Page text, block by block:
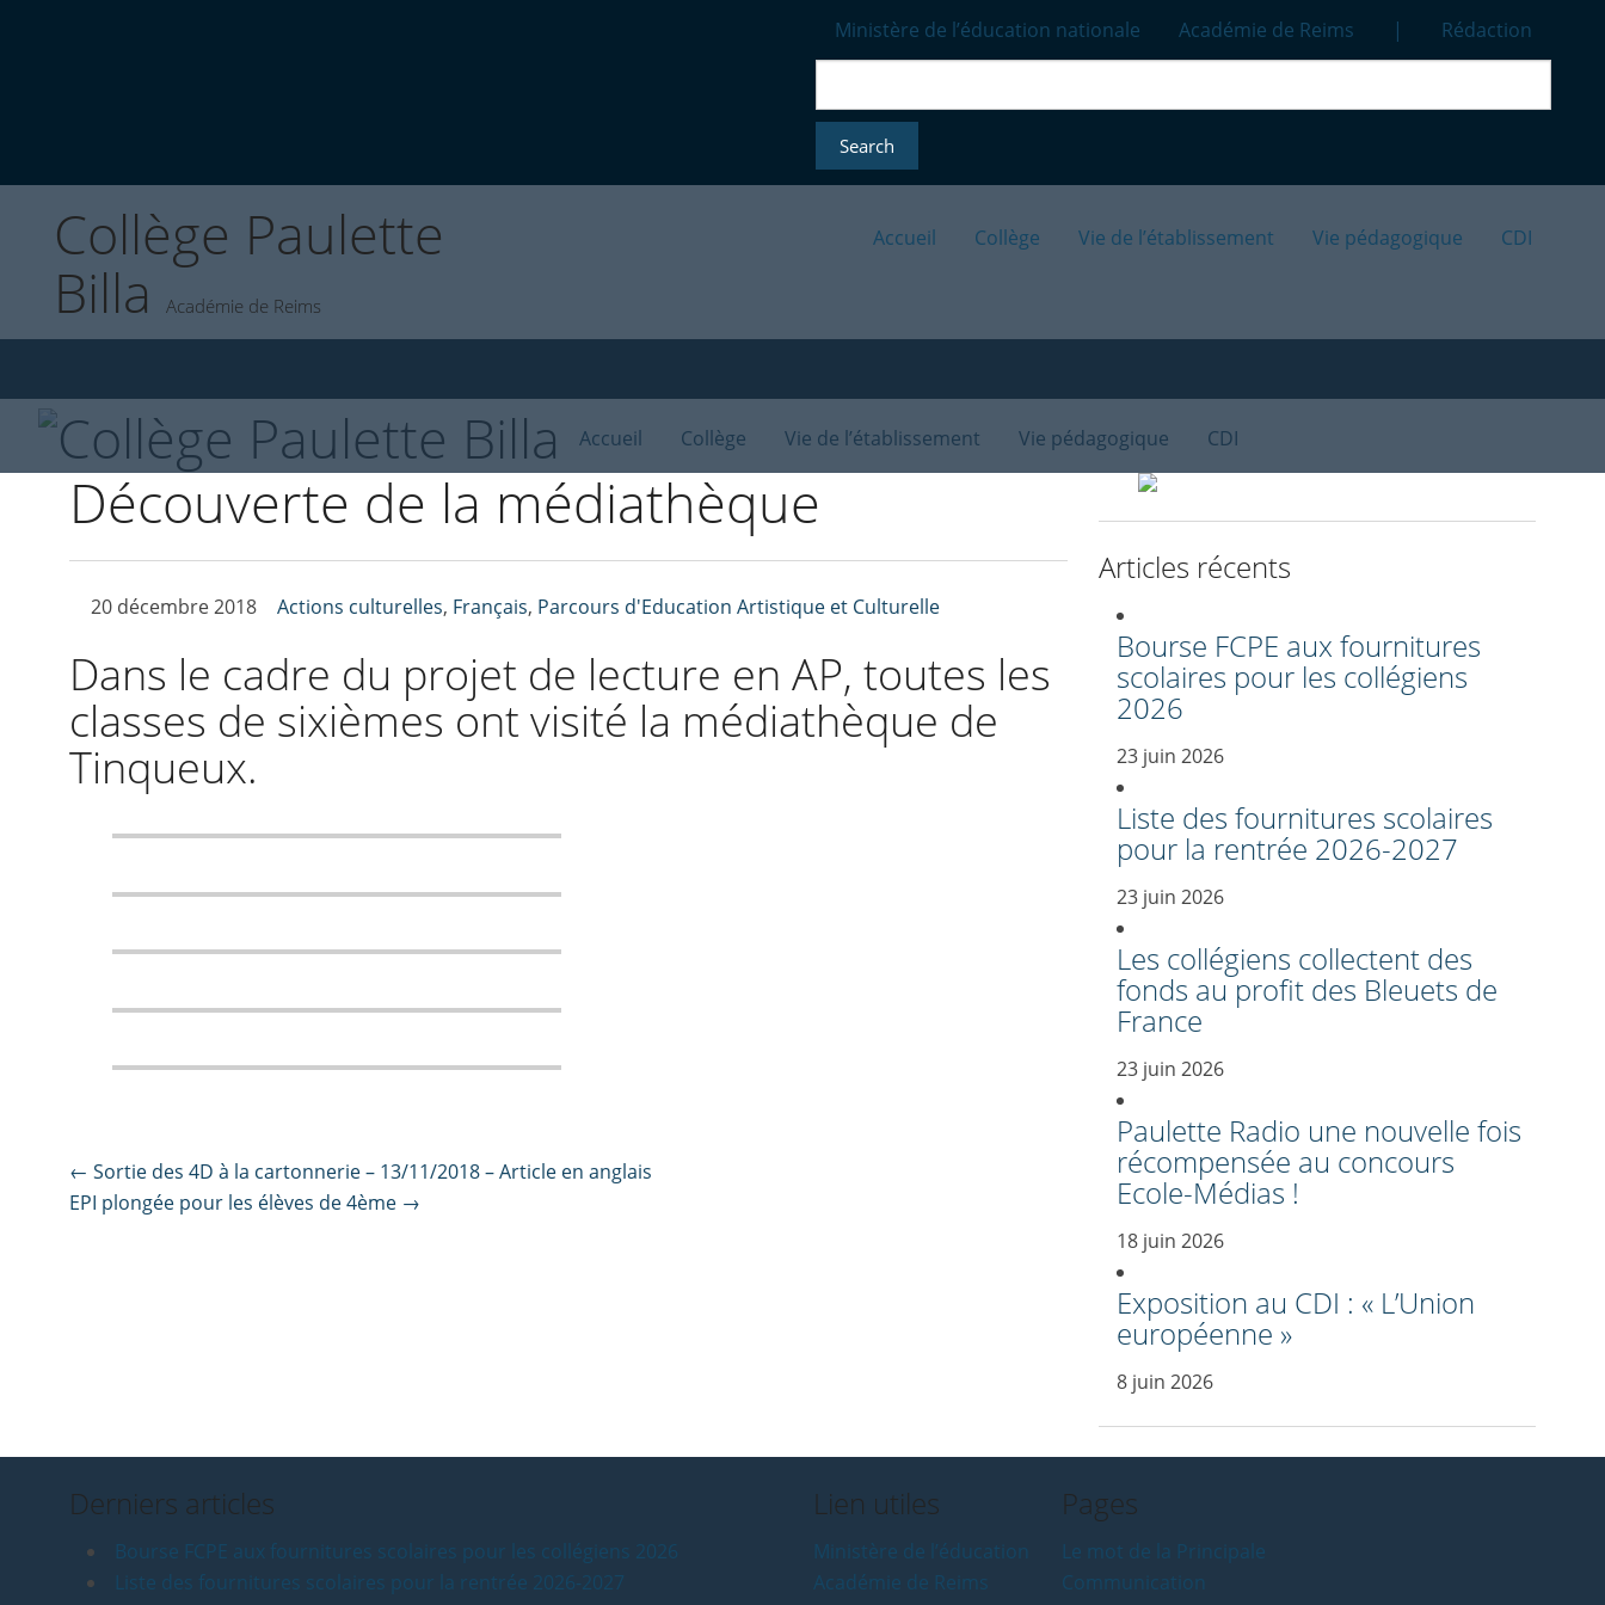
Ministère de l’éducation nationale Académie de Reims | Rédaction
Collège Paulette
BillaAcadémie de Reims
Accueil Collège Vie de l’établissement Vie pédagogique CDI
Accueil Collège Vie de l’établissement Vie pédagogique CDI
Découverte de la médiathèque
20 décembre 2018 Actions culturelles, Français, Parcours d'Education Artistique et Culturelle
Dans le cadre du projet de lecture en AP, toutes les
classes de sixièmes ont visité la médiathèque de
Tinqueux.
Post
← Sortie des 4D à la cartonnerie – 13/11/2018 – Article en anglais
EPI plongée pour les élèves de 4ème →
Articles récents
Bourse FCPE aux fournitures
scolaires pour les collégiens
2026
23 juin 2026
Liste des fournitures scolaires
pour la rentrée 2026-2027
23 juin 2026
Les collégiens collectent des
fonds au profit des Bleuets de
France
23 juin 2026
Paulette Radio une nouvelle fois
récompensée au concours
Ecole-Médias !
18 juin 2026
Exposition au CDI : « L’Union
européenne »
8 juin 2026
Derniers articles
Bourse FCPE aux fournitures scolaires pour les collégiens 2026
Liste des fournitures scolaires pour la rentrée 2026-2027
Lien utiles
Ministère de l’éducation
Académie de Reims
Pages
Le mot de la Principale
Communication